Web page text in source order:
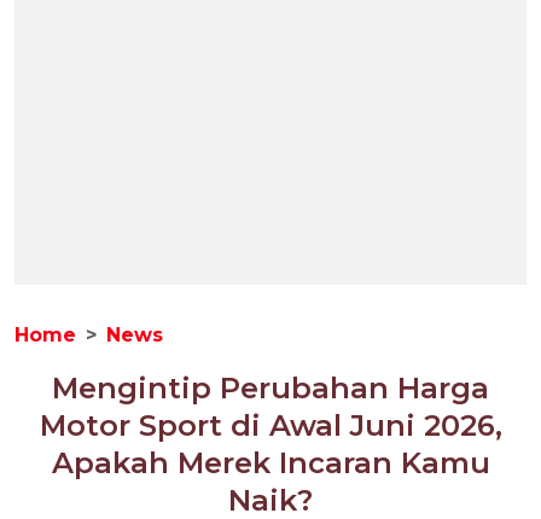
Home News
Mengintip Perubahan Harga
Motor Sport di Awal Juni 2026,
Apakah Merek Incaran Kamu
Naik?